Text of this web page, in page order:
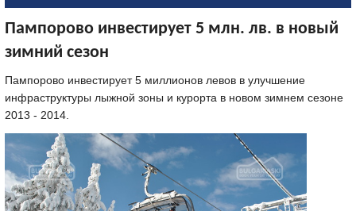
Пампорово инвестирует 5 млн. лв. в новый
зимний сезон
Пампорово инвестирует 5 миллионов левов в улучшение
инфраструктуры лыжной зоны и курорта в новом зимнем сезоне
2013 - 2014.